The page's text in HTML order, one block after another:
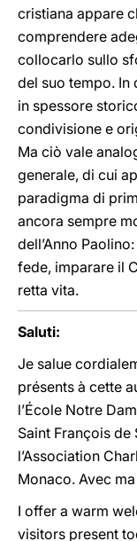
cristiana appare
comprendere
collocarlo sullo
del suo tempo. In
in spessore
condivisione e
Ma ciò vale
generale, di cui
paradigma di
ancora sempre
dell’Anno
fede, imparare il
retta vita.
Saluti:
Je salue
présents à cette
l’École Notre
Saint François de
l’Association
Monaco. Avec
I offer a warm
visitors present